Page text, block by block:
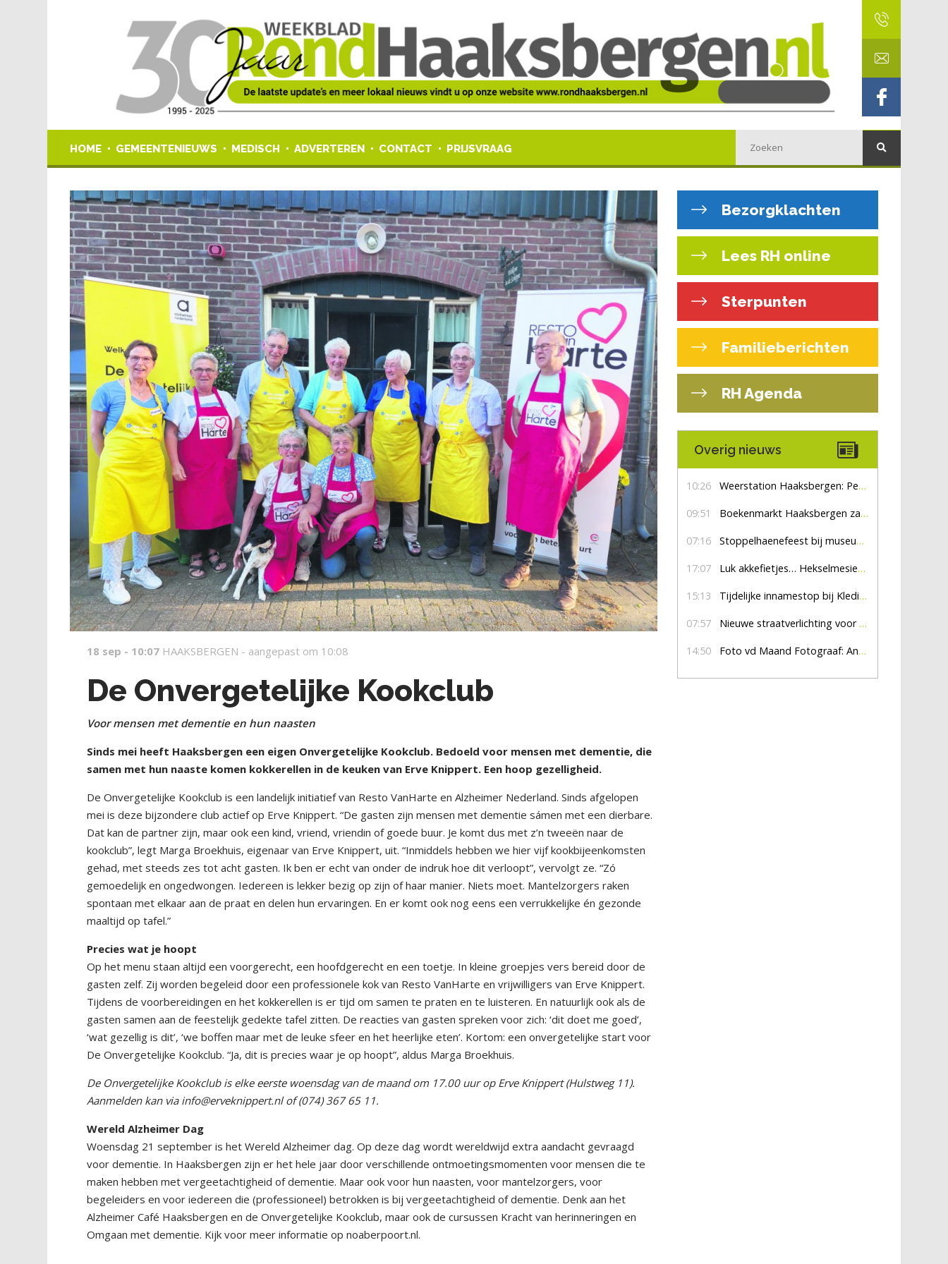
HOME GEMEENTENIEUWS MEDISCH ADVERTEREN CONTACT PRIJSVRAAG
18 sep - 10:07 HAAKSBERGEN - aangepast om 10:08
De Onvergetelijke Kookclub
Voor mensen met dementie en hun naasten
Sinds mei heeft Haaksbergen een eigen Onvergetelijke Kookclub. Bedoeld voor mensen met dementie, die
samen met hun naaste komen kokkerellen in de keuken van Erve Knippert. Een hoop gezelligheid.
De Onvergetelijke Kookclub is een landelijk initiatief van Resto VanHarte en Alzheimer Nederland. Sinds afgelopen
mei is deze bijzondere club actief op Erve Knippert. “De gasten zijn mensen met dementie sámen met een dierbare.
Dat kan de partner zijn, maar ook een kind, vriend, vriendin of goede buur. Je komt dus met z’n tweeën naar de
kookclub”, legt Marga Broekhuis, eigenaar van Erve Knippert, uit. “Inmiddels hebben we hier vijf kookbijeenkomsten
gehad, met steeds zes tot acht gasten. Ik ben er echt van onder de indruk hoe dit verloopt”, vervolgt ze. “Zó
gemoedelijk en ongedwongen. Iedereen is lekker bezig op zijn of haar manier. Niets moet. Mantelzorgers raken
spontaan met elkaar aan de praat en delen hun ervaringen. En er komt ook nog eens een verrukkelijke én gezonde
maaltijd op tafel.”
Precies wat je hoopt
Op het menu staan altijd een voorgerecht, een hoofdgerecht en een toetje. In kleine groepjes vers bereid door de
gasten zelf. Zij worden begeleid door een professionele kok van Resto VanHarte en vrijwilligers van Erve Knippert.
Tijdens de voorbereidingen en het kokkerellen is er tijd om samen te praten en te luisteren. En natuurlijk ook als de
gasten samen aan de feestelijk gedekte tafel zitten. De reacties van gasten spreken voor zich: ‘dit doet me goed’,
‘wat gezellig is dit’, ‘we boffen maar met de leuke sfeer en het heerlijke eten’. Kortom: een onvergetelijke start voor
De Onvergetelijke Kookclub. “Ja, dit is precies waar je op hoopt”, aldus Marga Broekhuis.
De Onvergetelijke Kookclub is elke eerste woensdag van de maand om 17.00 uur op Erve Knippert (Hulstweg 11).
Aanmelden kan via info@erveknippert.nl of (074) 367 65 11.
Wereld Alzheimer Dag
Woensdag 21 september is het Wereld Alzheimer dag. Op deze dag wordt wereldwijd extra aandacht gevraagd
voor dementie. In Haaksbergen zijn er het hele jaar door verschillende ontmoetingsmomenten voor mensen die te
maken hebben met vergeetachtigheid of dementie. Maar ook voor hun naasten, voor mantelzorgers, voor
begeleiders en voor iedereen die (professioneel) betrokken is bij vergeetachtigheid of dementie. Denk aan het
Alzheimer Café Haaksbergen en de Onvergetelijke Kookclub, maar ook de cursussen Kracht van herinneringen en
Omgaan met dementie. Kijk voor meer informatie op noaberpoort.nl.
Bezorgklachten
Lees RH online
Sterpunten
Familieberichten
RH Agenda
Overig nieuws
10:26 Weerstation Haaksbergen: Perioden met zon en droog
09:51 Boekenmarkt Haaksbergen zaterdag 8 augustus, marktplein Haaksbergen
07:16 Stoppelhaenefeest bij museum De Lebbenbrugge
17:07 Luk akkefietjes… HekselmesienHarry
15:13 Tijdelijke innamestop bij Kledingbank Stefania
07:57 Nieuwe straatverlichting voor De Veldmaat en De Pas
14:50 Foto vd Maand Fotograaf: Anna Jalving